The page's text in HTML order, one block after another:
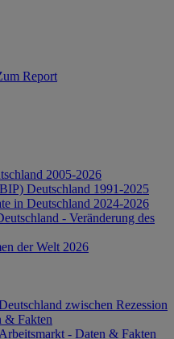
Report
2005-2026
Deutschland 1991-2025
in Deutschland 2024-2026
- Veränderung des
der Welt 2026
zwischen Rezession
& Fakten
- Daten & Fakten